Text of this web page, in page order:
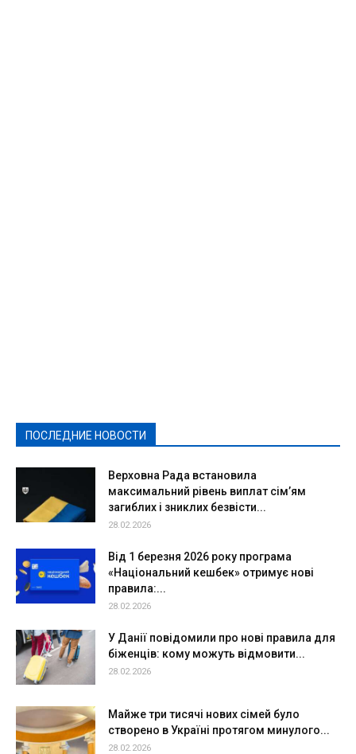
ПОСЛЕДНИЕ НОВОСТИ
Верховна Рада встановила
максимальний рівень виплат сім’ям
загиблих і зниклих безвісти...
28.02.2026
Від 1 березня 2026 року програма
«Національний кешбек» отримує нові
правила:...
28.02.2026
У Данії повідомили про нові правила для
біженців: кому можуть відмовити...
28.02.2026
Майже три тисячі нових сімей було
створено в Україні протягом минулого...
28.02.2026